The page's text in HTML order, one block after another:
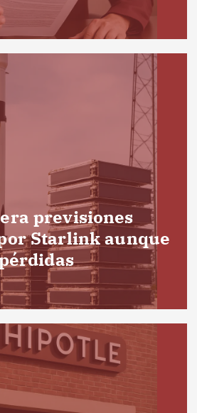
previsiones
Starlink aunque